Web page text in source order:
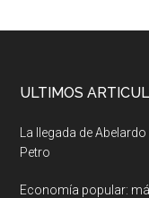
ULTIMOS
La llegada de
Petro
Economía popular: